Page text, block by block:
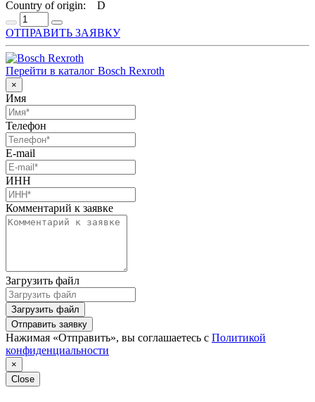
Country of origin: D
ОТПРАВИТЬ ЗАЯВКУ
Перейти в каталог Bosch Rexroth
×
Имя
Телефон
E-mail
ИНН
Комментарий к заявке
Загрузить файл
Загрузить файл
Отправить заявку
Нажимая «Отправить», вы соглашаетесь с Политикой
конфиденциальности
×
Close